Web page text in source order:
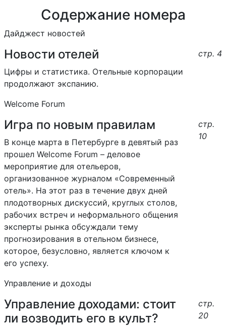
Содержание номера
Дайджест новостей
Новости отелей
Цифры и статистика. Отельные корпорации
продолжают экспанию.
стр. 4
Welcome Forum
Игра по новым правилам
В конце марта в Петербурге в девятый раз
прошел Welcome Forum – деловое
мероприятие для отельеров,
организованное журналом «Современный
отель». На этот раз в течение двух дней
плодотворных дискуссий, круглых столов,
рабочих встреч и неформального общения
эксперты рынка обсуждали тему
прогнозирования в отельном бизнесе,
которое, безусловно, является ключом к
его успеху.
стр.
10
Управление и доходы
Управление доходами: стоит
ли возводить его в культ?
стр.
20